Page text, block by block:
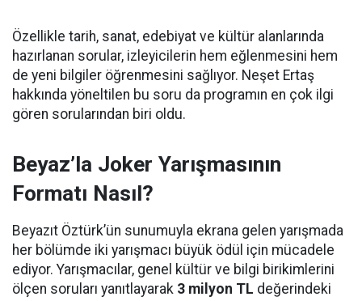
Özellikle tarih, sanat, edebiyat ve kültür alanlarında
hazırlanan sorular, izleyicilerin hem eğlenmesini hem
de yeni bilgiler öğrenmesini sağlıyor. Neşet Ertaş
hakkında yöneltilen bu soru da programın en çok ilgi
gören sorularından biri oldu.
Beyaz’la Joker Yarışmasının
Formatı Nasıl?
Beyazıt Öztürk’ün sunumuyla ekrana gelen yarışmada
her bölümde iki yarışmacı büyük ödül için mücadele
ediyor. Yarışmacılar, genel kültür ve bilgi birikimlerini
ölçen soruları yanıtlayarak 3 milyon TL değerindeki